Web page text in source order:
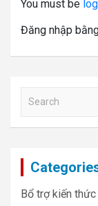
You must be
Đăng nhập
a
c
Bổ trợ kiến thức